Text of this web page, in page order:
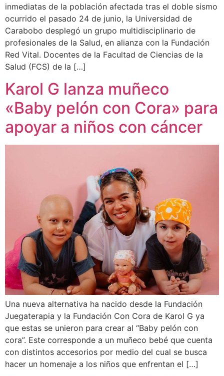
inmediatas de la población afectada tras el doble sismo
ocurrido el pasado 24 de junio, la Universidad de
Carabobo desplegó un grupo multidisciplinario de
profesionales de la Salud, en alianza con la Fundación
Red Vital. Docentes de la Facultad de Ciencias de la
Salud (FCS) de la […]
Karol G lanza muñeco
«Baby pelón con Cora» para
apoyar a niños con cáncer
Una nueva alternativa ha nacido desde la Fundación
Juegaterapia y la Fundación Con Cora de Karol G ya
que estas se unieron para crear al “Baby pelón con
cora”. Este corresponde a un muñeco bebé que cuenta
con distintos accesorios por medio del cual se busca
hacer un homenaje a los niños que enfrentan el […]